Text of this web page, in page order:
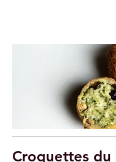
Croquettes du